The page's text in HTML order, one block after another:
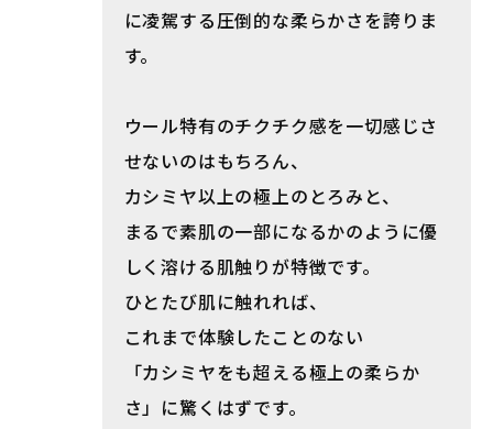
に凌駕する圧倒的な柔らかさを誇りま
す。
ウール特有のチクチク感を一切感じさ
せないのはもちろん、
カシミヤ以上の極上のとろみと、
まるで素肌の一部になるかのように優
しく溶ける肌触りが特徴です。
ひとたび肌に触れれば、
これまで体験したことのない
「カシミヤをも超える極上の柔らか
さ」に驚くはずです。